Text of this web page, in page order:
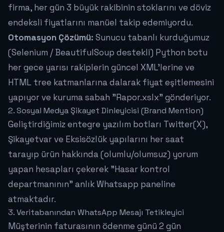
firma, her gün 3 büyük rakibinin stoklarını ve döviz
endeksli fiyatlarını manüel takip edemiyordu.
Otomasyon Çözümü: Sunucu tabanlı kurduğumuz
(Selenium / BeautifulSoup destekli) Python botu
her gece yarısı rakiplerin güncel XML'lerine ve
HTML tree katmanlarına dalarak fiyat eşitlemesini
yapıyor ve kuruma sabah "Rapor.xslx" gönderiyor.
2. Sosyal Medya Şikayet Dinleyicisi (Brand Mention)
Geliştirdiğimiz entegre yazılım botları Twitter(X),
Şikayetvar ve Eksisözlük yapılarını her saat
tarayıp ürün hakkında (olumlu/olumsuz) yorum
yapan hesapları çekerek "Hasar kontrol
departmanının" anlık Whatsapp paneline
atmaktadır.
3. Veritabanından WhatsApp Mesajı Tetikleyici
Müşterinin faturasının ödenme günü 2 gün